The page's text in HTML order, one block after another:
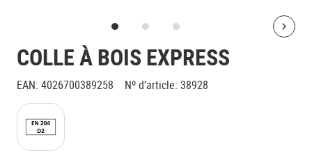
COLLE À BOIS EXPRESS
EAN: 4026700389258 Nº d’article: 38928